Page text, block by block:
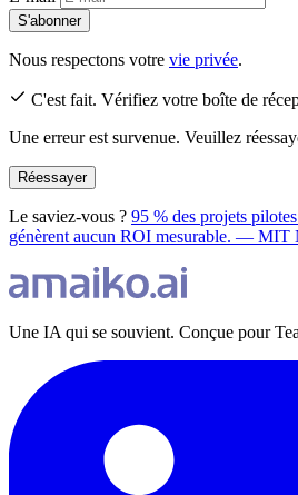
S'abonner
Nous respectons votre vie privée.
C'est fait. Vérifiez votre boîte de
Une erreur est survenue. Veuillez
Réessayer
Le saviez-vous ? 95 % des projets
génèrent aucun ROI mesurable. —
Une IA qui se souvient. Conçue pour